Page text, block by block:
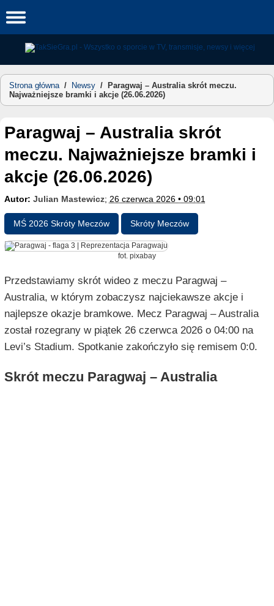
to
Strona główna/ Newsy /
Paragwaj – Australia skrót meczu.
Najważniejsze bramki i akcje (26.06.2026)
Paragwaj – Australia skrót
meczu. Najważniejsze bramki i
akcje (26.06.2026)
Autor: Julian Mastewicz; 26 czerwca 2026 • 09:01
MŚ 2026 Skróty Meczów Skróty Meczów
fot. pixabay
Przedstawiamy skrót wideo z meczu Paragwaj –
Australia, w którym zobaczysz najciekawsze akcje i
najlepsze okazje bramkowe. Mecz Paragwaj – Australia
został rozegrany w piątek 26 czerwca 2026 o 04:00 na
Levi’s Stadium. Spotkanie zakończyło się remisem 0:0.
Skrót meczu Paragwaj – Australia